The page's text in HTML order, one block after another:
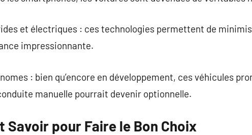
et électriques : ces technologies permettent de
impressionnante.
: bien qu’encore en développement, ces véhicules
manuelle pourrait devenir optionnelle.
Savoir pour Faire le Bon Choix